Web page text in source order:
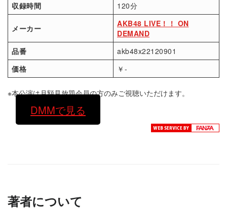
収録時間
120分
メーカー
AKB48 LIVE！！ ON
DEMAND
品番
akb48x22120901
価格
￥-
※本公演は月額見放題会員の方のみご視聴いただけます。
DMMで見る
著者について